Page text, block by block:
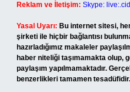
Reklam ve İletişim: Skype:
Yasal Uyarı: Bu internet sitesi,
şirketi ile hiçbir bağlantısı
hazırladığımız makaleler
haber niteliği taşımamakta olup,
paylaşım yapılmamaktadır.
benzerlikleri tamamen tesadüfidir.